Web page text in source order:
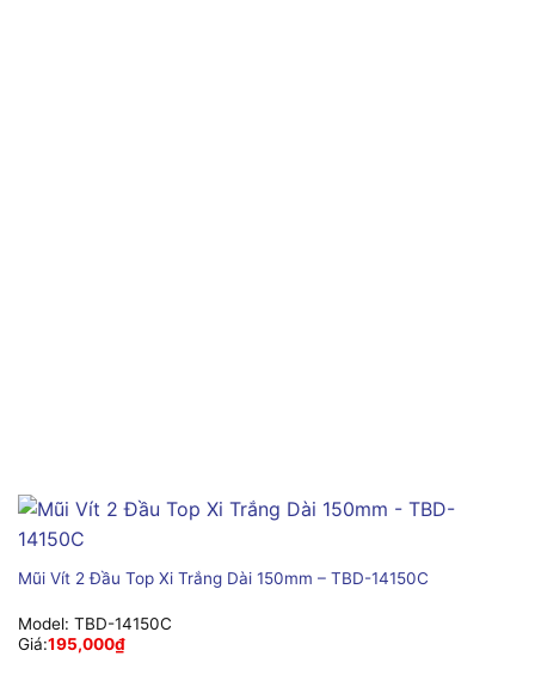
Mũi Vít 2 Đầu Top Xi Trắng Dài 150mm – TBD-14150C
Model: TBD-14150C
Giá:195,000₫